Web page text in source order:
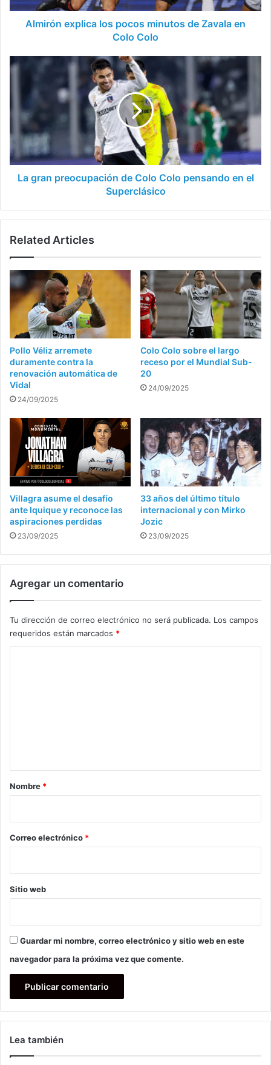
Colo
Almirón explica los pocos minutos de Zavala en
Colo Colo
La
gran
preocupación
Colo
Colo
pensando
en
el
Superclásico
La gran preocupación de Colo Colo pensando en el
Superclásico
Related Articles
Pollo Véliz arremete
duramente contra la
renovación automática de
Vidal
24/09/2025
Colo Colo sobre el largo
receso por el Mundial Sub-
20
24/09/2025
Villagra asume el desafío
ante Iquique y reconoce las
aspiraciones perdidas
23/09/2025
33 años del último título
internacional y con Mirko
Jozic
23/09/2025
Agregar un comentario
Tu dirección de correo electrónico no será publicada. Los campos
requeridos están marcados *
r
*
Nombre *
Correo electrónico *
Sitio web
Guardar mi nombre, correo electrónico y sitio web en este
navegador para la próxima vez que comente.
Lea también